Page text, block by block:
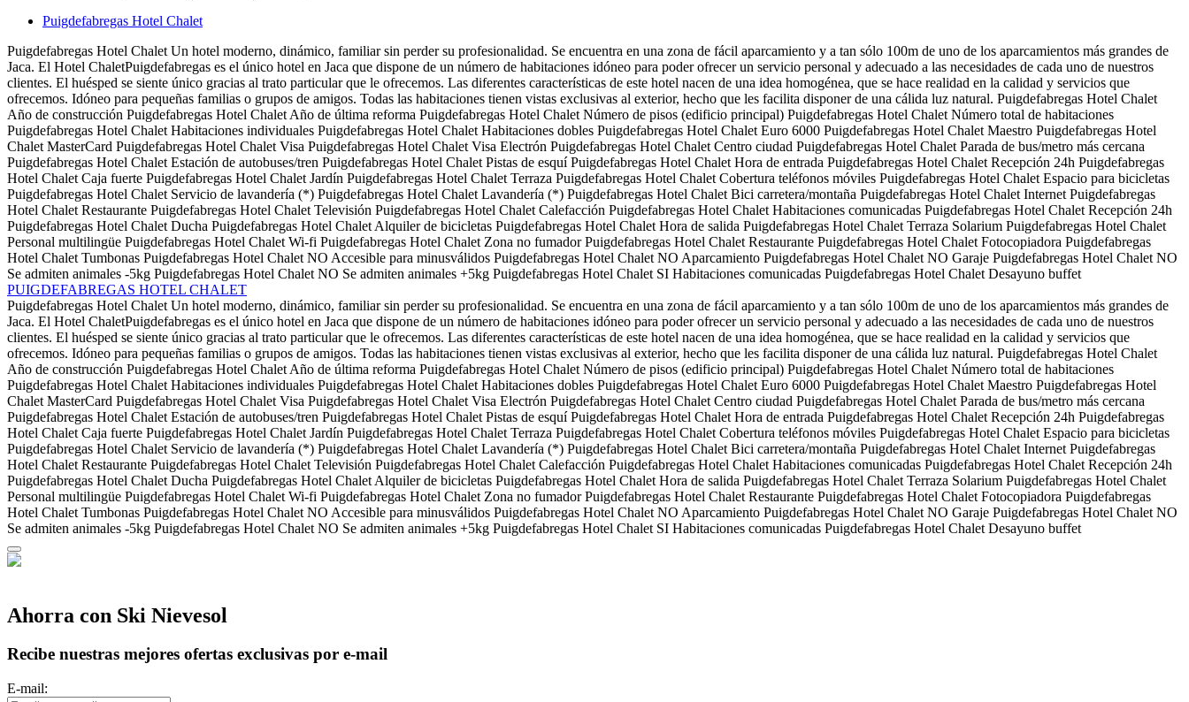
Puigdefabregas Hotel Chalet
Puigdefabregas Hotel Chalet Un hotel moderno, dinámico, familiar sin perder su profesionalidad. Se encuentra en una zona de fácil aparcamiento y a tan sólo 100m de uno de los aparcamientos más grandes de
Jaca. El Hotel ChaletPuigdefabregas es el único hotel en Jaca que dispone de un número de habitaciones idóneo para poder ofrecer un servicio personal y adecuado a las necesidades de cada uno de nuestros
clientes. El huésped se siente único gracias al trato particular que le ofrecemos. Las diferentes características de este hotel nacen de una idea homogénea, que se hace realidad en la calidad y servicios que
ofrecemos. Idóneo para pequeñas familias o grupos de amigos. Todas las habitaciones tienen vistas exclusivas al exterior, hecho que les facilita disponer de una cálida luz natural. Puigdefabregas Hotel Chalet
Año de construcción Puigdefabregas Hotel Chalet Año de última reforma Puigdefabregas Hotel Chalet Número de pisos (edificio principal) Puigdefabregas Hotel Chalet Número total de habitaciones
Puigdefabregas Hotel Chalet Habitaciones individuales Puigdefabregas Hotel Chalet Habitaciones dobles Puigdefabregas Hotel Chalet Euro 6000 Puigdefabregas Hotel Chalet Maestro Puigdefabregas Hotel
Chalet MasterCard Puigdefabregas Hotel Chalet Visa Puigdefabregas Hotel Chalet Visa Electrón Puigdefabregas Hotel Chalet Centro ciudad Puigdefabregas Hotel Chalet Parada de bus/metro más cercana
Puigdefabregas Hotel Chalet Estación de autobuses/tren Puigdefabregas Hotel Chalet Pistas de esquí Puigdefabregas Hotel Chalet Hora de entrada Puigdefabregas Hotel Chalet Recepción 24h Puigdefabregas
Hotel Chalet Caja fuerte Puigdefabregas Hotel Chalet Jardín Puigdefabregas Hotel Chalet Terraza Puigdefabregas Hotel Chalet Cobertura teléfonos móviles Puigdefabregas Hotel Chalet Espacio para bicicletas
Puigdefabregas Hotel Chalet Servicio de lavandería (*) Puigdefabregas Hotel Chalet Lavandería (*) Puigdefabregas Hotel Chalet Bici carretera/montaña Puigdefabregas Hotel Chalet Internet Puigdefabregas
Hotel Chalet Restaurante Puigdefabregas Hotel Chalet Televisión Puigdefabregas Hotel Chalet Calefacción Puigdefabregas Hotel Chalet Habitaciones comunicadas Puigdefabregas Hotel Chalet Recepción 24h
Puigdefabregas Hotel Chalet Ducha Puigdefabregas Hotel Chalet Alquiler de bicicletas Puigdefabregas Hotel Chalet Hora de salida Puigdefabregas Hotel Chalet Terraza Solarium Puigdefabregas Hotel Chalet
Personal multilingüe Puigdefabregas Hotel Chalet Wi-fi Puigdefabregas Hotel Chalet Zona no fumador Puigdefabregas Hotel Chalet Restaurante Puigdefabregas Hotel Chalet Fotocopiadora Puigdefabregas
Hotel Chalet Tumbonas Puigdefabregas Hotel Chalet NO Accesible para minusválidos Puigdefabregas Hotel Chalet NO Aparcamiento Puigdefabregas Hotel Chalet NO Garaje Puigdefabregas Hotel Chalet NO
Se admiten animales -5kg Puigdefabregas Hotel Chalet NO Se admiten animales +5kg Puigdefabregas Hotel Chalet SI Habitaciones comunicadas Puigdefabregas Hotel Chalet Desayuno buffet
PUIGDEFABREGAS HOTEL CHALET
Puigdefabregas Hotel Chalet Un hotel moderno, dinámico, familiar sin perder su profesionalidad. Se encuentra en una zona de fácil aparcamiento y a tan sólo 100m de uno de los aparcamientos más grandes de
Jaca. El Hotel ChaletPuigdefabregas es el único hotel en Jaca que dispone de un número de habitaciones idóneo para poder ofrecer un servicio personal y adecuado a las necesidades de cada uno de nuestros
clientes. El huésped se siente único gracias al trato particular que le ofrecemos. Las diferentes características de este hotel nacen de una idea homogénea, que se hace realidad en la calidad y servicios que
ofrecemos. Idóneo para pequeñas familias o grupos de amigos. Todas las habitaciones tienen vistas exclusivas al exterior, hecho que les facilita disponer de una cálida luz natural. Puigdefabregas Hotel Chalet
Año de construcción Puigdefabregas Hotel Chalet Año de última reforma Puigdefabregas Hotel Chalet Número de pisos (edificio principal) Puigdefabregas Hotel Chalet Número total de habitaciones
Puigdefabregas Hotel Chalet Habitaciones individuales Puigdefabregas Hotel Chalet Habitaciones dobles Puigdefabregas Hotel Chalet Euro 6000 Puigdefabregas Hotel Chalet Maestro Puigdefabregas Hotel
Chalet MasterCard Puigdefabregas Hotel Chalet Visa Puigdefabregas Hotel Chalet Visa Electrón Puigdefabregas Hotel Chalet Centro ciudad Puigdefabregas Hotel Chalet Parada de bus/metro más cercana
Puigdefabregas Hotel Chalet Estación de autobuses/tren Puigdefabregas Hotel Chalet Pistas de esquí Puigdefabregas Hotel Chalet Hora de entrada Puigdefabregas Hotel Chalet Recepción 24h Puigdefabregas
Hotel Chalet Caja fuerte Puigdefabregas Hotel Chalet Jardín Puigdefabregas Hotel Chalet Terraza Puigdefabregas Hotel Chalet Cobertura teléfonos móviles Puigdefabregas Hotel Chalet Espacio para bicicletas
Puigdefabregas Hotel Chalet Servicio de lavandería (*) Puigdefabregas Hotel Chalet Lavandería (*) Puigdefabregas Hotel Chalet Bici carretera/montaña Puigdefabregas Hotel Chalet Internet Puigdefabregas
Hotel Chalet Restaurante Puigdefabregas Hotel Chalet Televisión Puigdefabregas Hotel Chalet Calefacción Puigdefabregas Hotel Chalet Habitaciones comunicadas Puigdefabregas Hotel Chalet Recepción 24h
Puigdefabregas Hotel Chalet Ducha Puigdefabregas Hotel Chalet Alquiler de bicicletas Puigdefabregas Hotel Chalet Hora de salida Puigdefabregas Hotel Chalet Terraza Solarium Puigdefabregas Hotel Chalet
Personal multilingüe Puigdefabregas Hotel Chalet Wi-fi Puigdefabregas Hotel Chalet Zona no fumador Puigdefabregas Hotel Chalet Restaurante Puigdefabregas Hotel Chalet Fotocopiadora Puigdefabregas
Hotel Chalet Tumbonas Puigdefabregas Hotel Chalet NO Accesible para minusválidos Puigdefabregas Hotel Chalet NO Aparcamiento Puigdefabregas Hotel Chalet NO Garaje Puigdefabregas Hotel Chalet NO
Se admiten animales -5kg Puigdefabregas Hotel Chalet NO Se admiten animales +5kg Puigdefabregas Hotel Chalet SI Habitaciones comunicadas Puigdefabregas Hotel Chalet Desayuno buffet
Ahorra con Ski Nievesol
Recibe nuestras mejores ofertas exclusivas por e-mail
E-mail: